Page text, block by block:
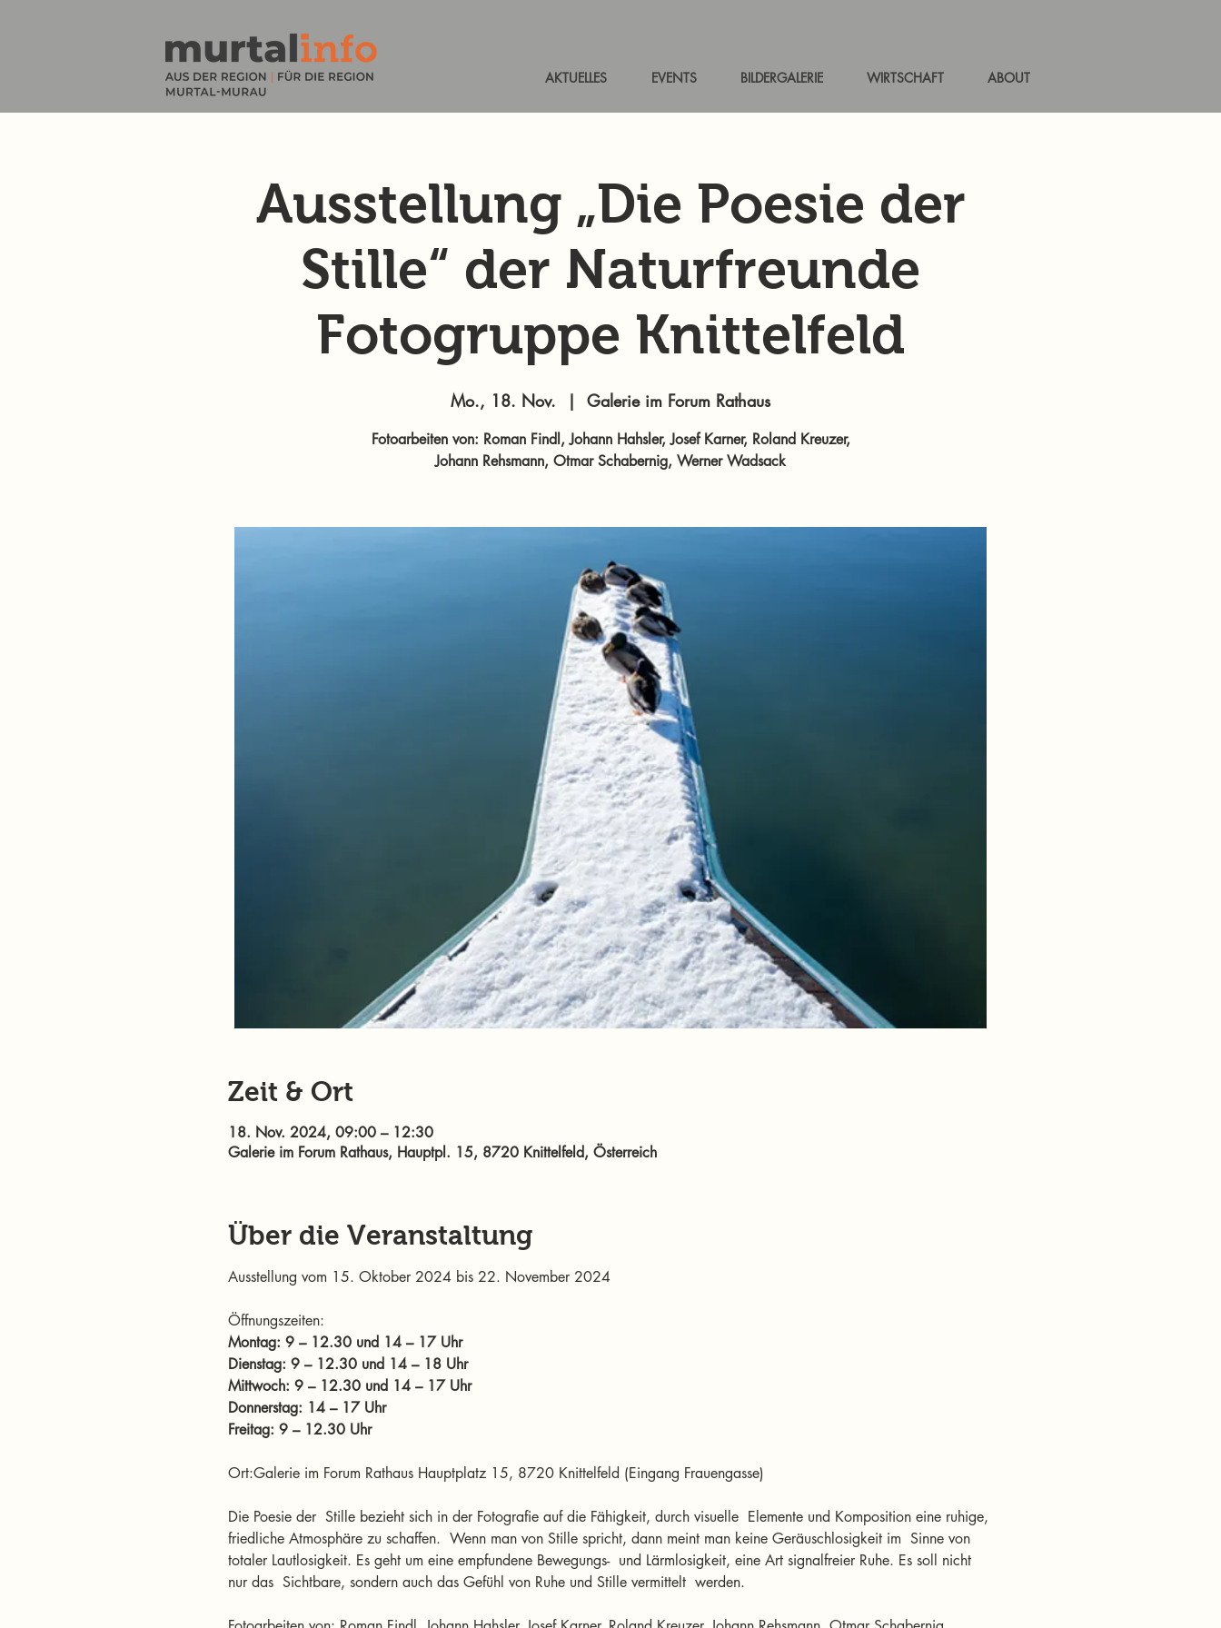
AKTUELLES EVENTS BILDERGALERIE WIRTSCHAFT ABOUT
Ausstellung „Die Poesie der
Stille“ der Naturfreunde
Fotogruppe Knittelfeld
Mo., 18. Nov.
  |
Galerie im Forum Rathaus
Fotoarbeiten von: Roman Findl, Johann Hahsler, Josef Karner, Roland Kreuzer,
Johann Rehsmann, Otmar Schabernig, Werner Wadsack
Zeit & Ort
18. Nov. 2024, 09:00 – 12:30
Galerie im Forum Rathaus, Hauptpl. 15, 8720 Knittelfeld, Österreich
Über die Veranstaltung
Ausstellung vom 15. Oktober 2024 bis 22. November 2024
Öffnungszeiten:
Montag: 9 – 12.30 und 14 – 17 Uhr
Dienstag: 9 – 12.30 und 14 – 18 Uhr
Mittwoch: 9 – 12.30 und 14 – 17 Uhr
Donnerstag: 14 – 17 Uhr
Freitag: 9 – 12.30 Uhr
Ort:Galerie im Forum Rathaus Hauptplatz 15, 8720 Knittelfeld (Eingang Frauengasse)
Die Poesie der  Stille bezieht sich in der Fotografie auf die Fähigkeit, durch visuelle  Elemente und Komposition eine ruhige,
friedliche Atmosphäre zu schaffen.  Wenn man von Stille spricht, dann meint man keine Geräuschlosigkeit im  Sinne von
totaler Lautlosigkeit. Es geht um eine empfundene Bewegungs-  und Lärmlosigkeit, eine Art signalfreier Ruhe. Es soll nicht
nur das  Sichtbare, sondern auch das Gefühl von Ruhe und Stille vermittelt  werden.